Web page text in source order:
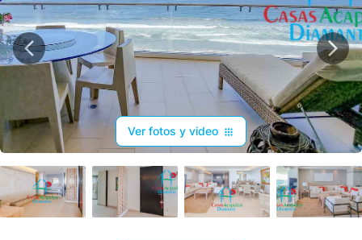
Ver fotos y video